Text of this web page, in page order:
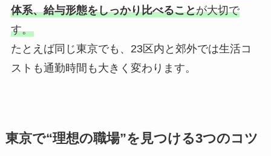
体系、給与形態をしっかり比べることが大切で
す。
たとえば同じ東京でも、23区内と郊外では生活コ
ストも通勤時間も大きく変わります。
東京で“理想の職場”を見つける3つのコツ